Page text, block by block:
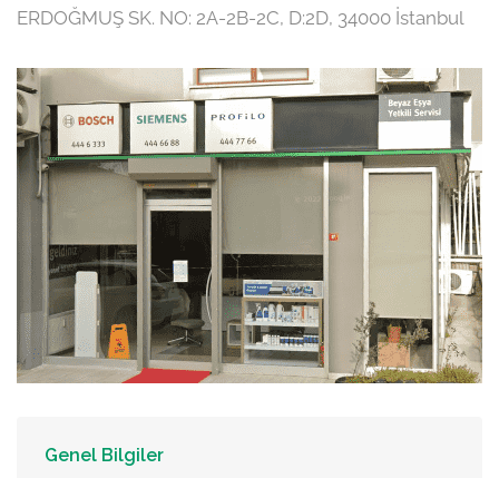
ERDOĞMUŞ SK. NO: 2A-2B-2C, D:2D, 34000 İstanbul
Genel Bilgiler